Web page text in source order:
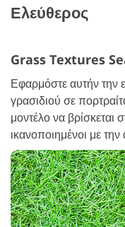
Ελεύθερος
Grass Textures
Εφαρμόστε αυτήν την
γρασιδιού σε
μοντέλο να βρίσκεται
ικανοποιημένοι με